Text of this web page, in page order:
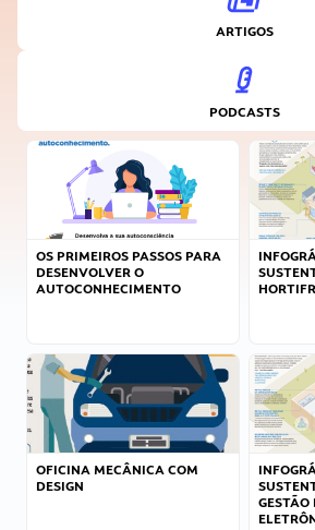
ARTIGOS
PODCASTS
OS PRIMEIROS PASSOS PARA
DESENVOLVER O
AUTOCONHECIMENTO
OFICINA MECÂNICA COM
DESIGN
GESTÃO